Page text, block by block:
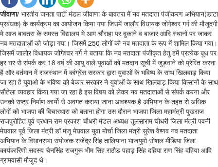
जीवाणा/ भारतीय जनता पार्टी मंडल जीवाणा के बावतरा में नव मतदाता पंजीकरण अभियान(डाटा
प्रबंधक) के कार्यक्रम का आयोजन किया गया जिसमें जालौर विधायक जोगेश्वर गर्ग की मौजूदगी
मे आज बावतरा के समस्त विद्यालय मे आम चौराहा पर दुकाने व बाजार आदि स्थानों पर जाकर
नव मतदाताओं को जोड़ा गया। जिसमें 250 लोगों को नव मतदाता के रूप में शामिल किया गया।
जिसमें जालोर विधायक जोगेश्वर गर्ग ने बताया कि नव मतदाता पंजीकृत हेतु हमें प्रत्येक बूथ पर
हर घर से संपर्क कर 18 वर्ष की आयु वाले युवाओं को मतदान सूची में जुड़वाने को प्रेरित करना
है और वर्तमान में राजस्थान में कांग्रेस सरकार द्वारा युवाओं के भविष्य के साथ खिलवाड़ किया
जा रहा है युवाओ के भविष्य को बेकार सरकार ने युवाओं के साथ खिलवाड़ किया किसानों के साथ
सौतेला व्यवहार किया गया जा रहा है इस विषय को लेकर नव मतदाताओं से संपर्क करना और
उनको राष्ट्र निर्माण कार्यो से अवगत कराया जाना आवश्यक है अभियान के तहत से अधिक
लोगों को भाजपा की विचारधारा को बताना होगा उस दौरान भाजपा जिला महामंत्री पुखराज
राजपुरोहित पूर्व प्रधान राम प्रकाश चौधरी मंडल अध्यक्ष तुलसाराम चौधरी जिला मंत्री पवनी
मेघवाल पूर्व जिला मंत्री डॉ मंजू मेघवाल युवा मोर्चा जिला मंत्री सुरेश वैष्णव नव मतदाता
अभियान के विधानसभा संयोजक राजेंद्र सिंह तालियाना भाजयुमो सोशल मीडिया जिला
कार्यकारिणी सदस्य चेनसिंह राजगुरू भीम सिंह राठौड पहाड़ सिंह दहिया राण सिंह दहिया आदि
ग्रामवासी मौजुद थे।